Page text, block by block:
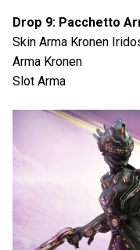
Drop 9: Pacchetto
Skin Arma Kronen
Arma Kronen
Slot Arma